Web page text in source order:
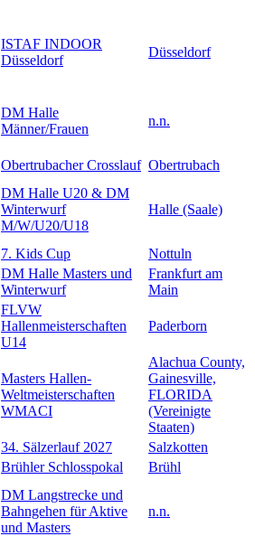
ISTAF INDOOR
Düsseldorf
Düsseldorf
DM Halle
Männer/Frauen
n.n.
Obertrubacher Crosslauf Obertrubach
DM Halle U20 & DM
Winterwurf
M/W/U20/U18
Halle (Saale)
7. Kids Cup
Nottuln
DM Halle Masters und
Winterwurf
Frankfurt am
Main
FLVW
Hallenmeisterschaften
U14
Paderborn
Masters Hallen-
Weltmeisterschaften
WMACI
Alachua County,
Gainesville,
FLORIDA
(Vereinigte
Staaten)
34. Sälzerlauf 2027
Salzkotten
Brühler Schlosspokal Brühl
DM Langstrecke und
Bahngehen für Aktive
und Masters
n.n.